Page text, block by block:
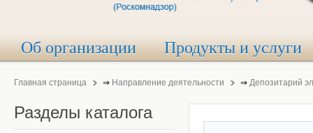
Об организации Продукты и услуги
Главная страница ⇒ Направление деятельности ⇒ Депозитарий
Разделы каталога